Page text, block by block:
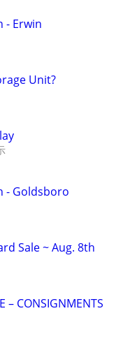
- Erwin
Unit?
- Goldsboro
Sale ~ Aug. 8th
– CONSIGNMENTS